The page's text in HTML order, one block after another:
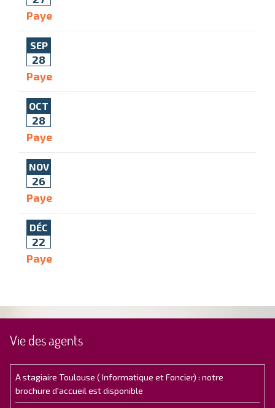
Paye
SEP
28
Paye
OCT
28
Paye
NOV
26
Paye
DÉC
22
Paye
Vie des agents
A stagiaire Toulouse ( Informatique et Foncier) : notre
brochure d'accueil est disponible